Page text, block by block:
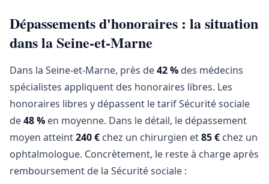
Dépassements d'honoraires : la situation
dans la Seine-et-Marne
Dans la Seine-et-Marne, près de42 % des médecins
spécialistes appliquent des honoraires libres. Les
honoraires libres y dépassent le tarif Sécurité sociale
de48 % en moyenne. Dans le détail, le dépassement
moyen atteint240 € chez un chirurgien et85 € chez un
ophtalmologue. Concrètement, le reste à charge après
remboursement de la Sécurité sociale :